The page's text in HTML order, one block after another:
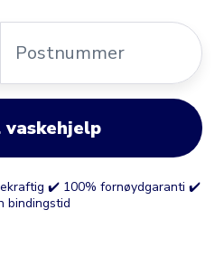
✔️ 100% fornøydgaranti ✔️
bindingstid